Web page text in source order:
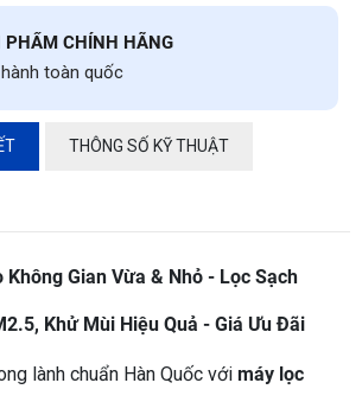
PHẨM CHÍNH HÃNG
toàn quốc
THÔNG SỐ KỸ THUẬT
Không Gian Vừa & Nhỏ - Lọc Sạch
Khử Mùi Hiệu Quả - Giá Ưu Đãi
lành chuẩn Hàn Quốc với máy lọc